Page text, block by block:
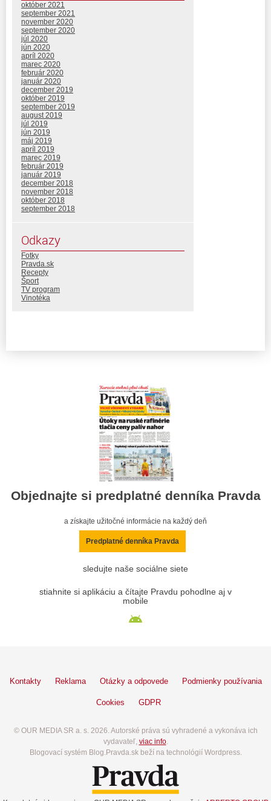
október 2021
september 2021
november 2020
september 2020
júl 2020
jún 2020
apríl 2020
marec 2020
február 2020
január 2020
december 2019
október 2019
september 2019
august 2019
júl 2019
jún 2019
máj 2019
apríl 2019
marec 2019
február 2019
január 2019
december 2018
november 2018
október 2018
september 2018
Odkazy
Fotky
Pravda.sk
Recepty
Šport
TV program
Vinotéka
Objednajte si predplatné denníka Pravda
a získajte užitočné informácie na každý deň
Predplatné denníka Pravda
sledujte naše sociálne siete
stiahnite si aplikáciu a čítajte Pravdu pohodlne aj v
mobile
Kontakty Reklama Otázky a odpovede Podmienky používania
Cookies GDPR
© OUR MEDIA SR a. s. 2026. Autorské práva sú vyhradené a vykonáva ich
vydavateľ, viac info.
Blogovací systém Blog.Pravda.sk beží na technológií Wordpress.